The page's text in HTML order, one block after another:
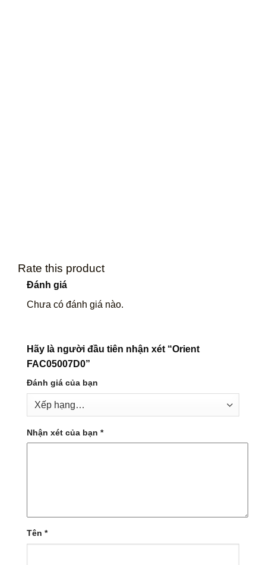
Rate this product
Đánh giá
Chưa có đánh giá nào.
Hãy là người đầu tiên nhận xét “Orient
FAC05007D0”
Đánh giá của bạn
Nhận xét của bạn *
Tên *